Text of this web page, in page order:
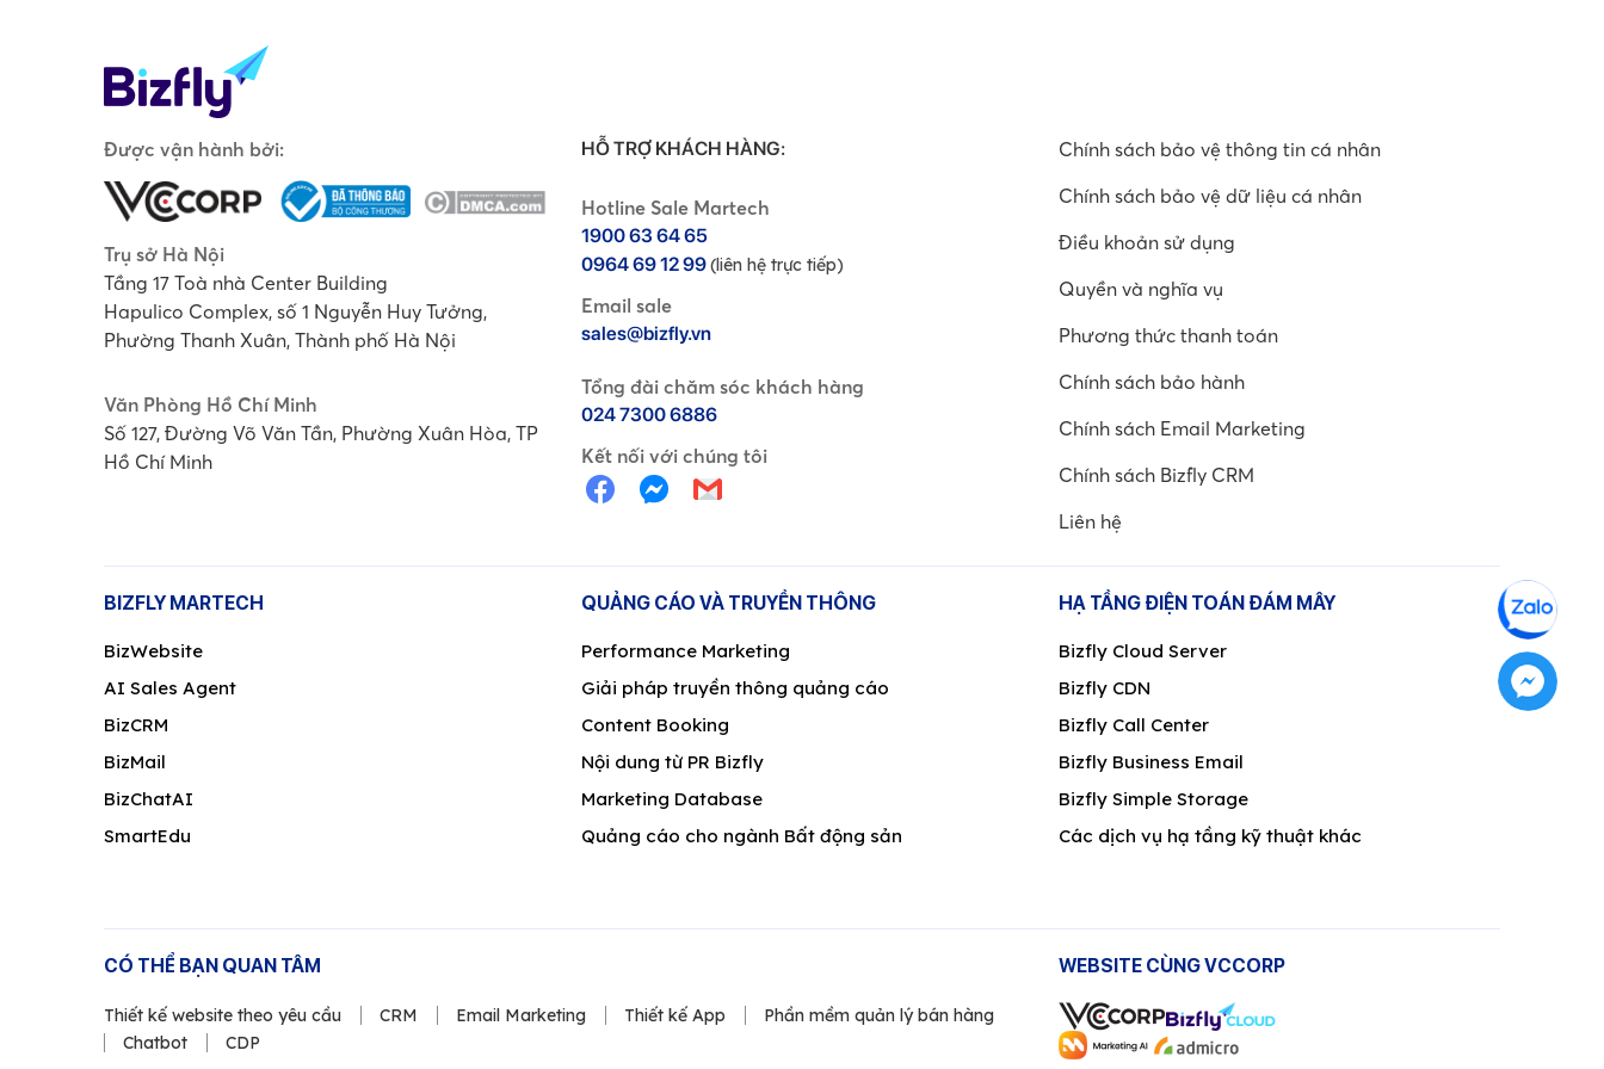
Được vận hành bởi:
Trụ sở Hà Nội
Tầng 17 Toà nhà Center Building
Hapulico Complex, số 1 Nguyễn Huy Tưởng,
Phường Thanh Xuân, Thành phố Hà Nội
Văn Phòng Hồ Chí Minh
Số 127, Đường Võ Văn Tần, Phường Xuân Hòa, TP
Hồ Chí Minh
HỖ TRỢ KHÁCH HÀNG:
Hotline Sale Martech
1900 63 64 65
0964 69 12 99(liên hệ trực tiếp)
Email sale
sales@bizfly.vn
Tổng đài chăm sóc khách hàng
024 7300 6886
Kết nối với chúng tôi
Chính sách bảo vệ thông tin cá nhân
Chính sách bảo vệ dữ liệu cá nhân
Điều khoản sử dụng
Quyền và nghĩa vụ
Phương thức thanh toán
Chính sách bảo hành
Chính sách Email Marketing
Chính sách Bizfly CRM
Liên hệ
BIZFLY MARTECH
BizWebsite
AI Sales Agent
BizCRM
BizMail
BizChatAI
SmartEdu
QUẢNG CÁO VÀ TRUYỀN THÔNG
Performance Marketing
Giải pháp truyền thông quảng cáo
Content Booking
Nội dung từ PR Bizfly
Marketing Database
Quảng cáo cho ngành Bất động sản
HẠ TẦNG ĐIỆN TOÁN ĐÁM MÂY
Bizfly Cloud Server
Bizfly CDN
Bizfly Call Center
Bizfly Business Email
Bizfly Simple Storage
Các dịch vụ hạ tầng kỹ thuật khác
CÓ THỂ BẠN QUAN TÂM
Thiết kế website theo yêu cầu CRM Email Marketing Thiết kế App
Phần mềm quản lý bán hàng
Chatbot
CDP
WEBSITE CÙNG VCCORP